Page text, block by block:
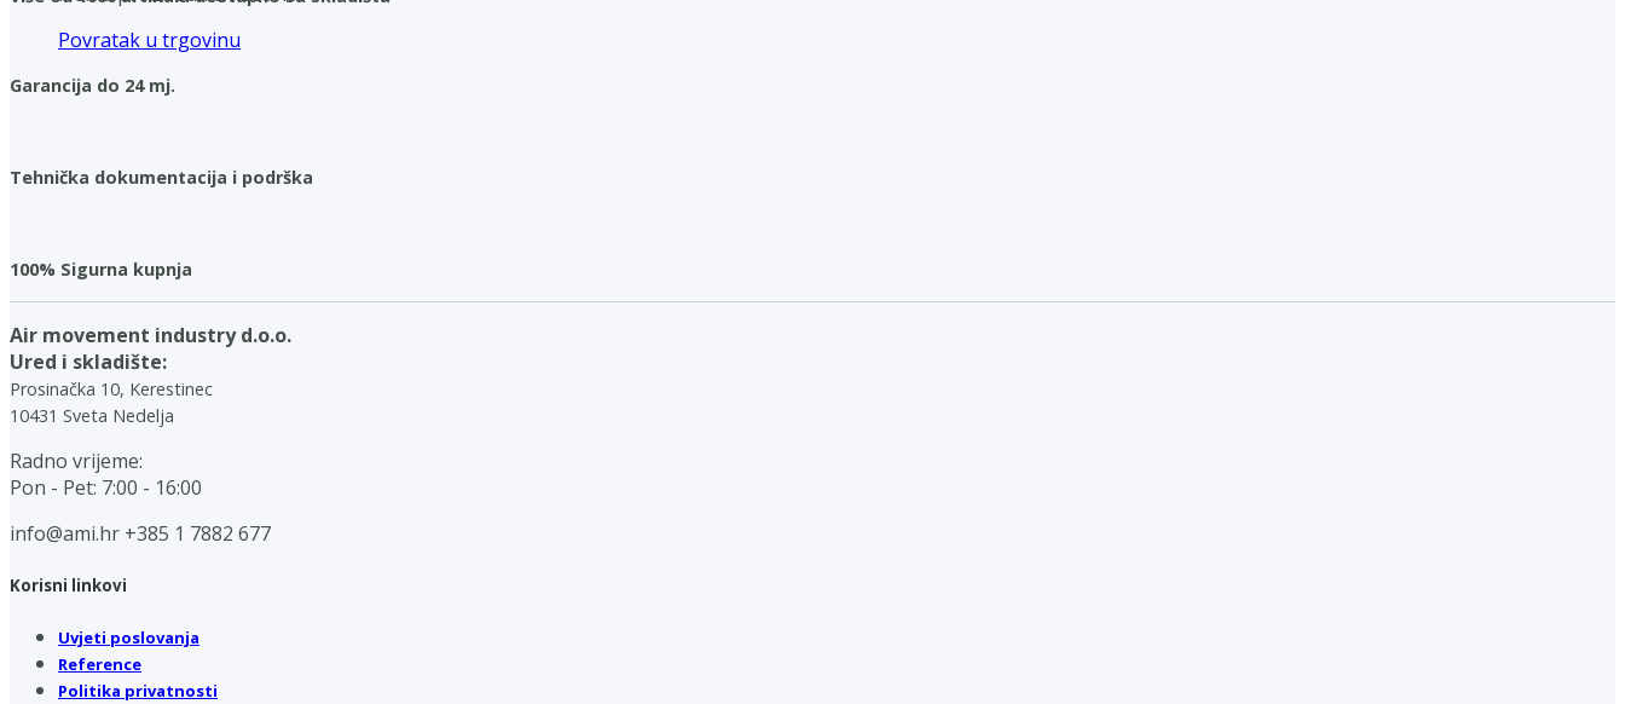
Povratak u trgovinu
Garancija do 24 mj.
Tehnička dokumentacija i podrška
100% Sigurna kupnja
Air movement industry d.o.o.
Ured i skladište:
Prosinačka 10, Kerestinec
10431 Sveta Nedelja
Radno vrijeme:
Pon - Pet: 7:00 - 16:00
info@ami.hr +385 1 7882 677
Korisni linkovi
Uvjeti poslovanja
Reference
Politika privatnosti